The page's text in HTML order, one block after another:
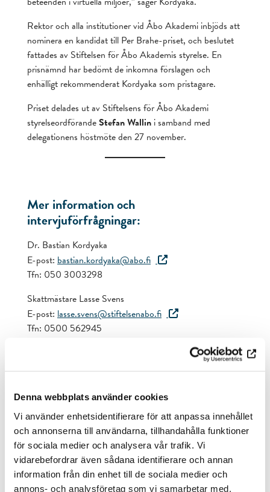
Denna webbplats använder cookies
Vi använder enhetsidentifierare för att anpassa innehållet
och annonserna till användarna, tillhandahålla funktioner
för sociala medier och analysera vår trafik. Vi
vidarebefordrar även sådana identifierare och annan
information från din enhet till de sociala medier och
annons- och analysföretag som vi samarbetar med.
Rektor och alla institutioner vid Åbo Akademi inbjöds att
nominera en kandidat till Per Brahe-priset, och beslutet
fattades av Stiftelsen för Åbo Akademis styrelse. En
prisnämnd har bedömt de inkomna förslagen och
enhälligt rekommenderat Kordyaka som pristagare.
Priset delades ut av Stiftelsens för Åbo Akademi
styrelseordförandeStefan Wallin i samband med
delegationens höstmöte den 27 november.
Mer information och
intervjuförfrågningar:
Dr. Bastian Kordyaka
E-post: bastian.kordyaka@abo.fi
Tfn: 050 3003298
Skattmästare Lasse Svens
E-post: lasse.svens@stiftelsenabo.fi
Tfn: 0500 562945
Du är kanske också är intresserad
av följande artiklar.